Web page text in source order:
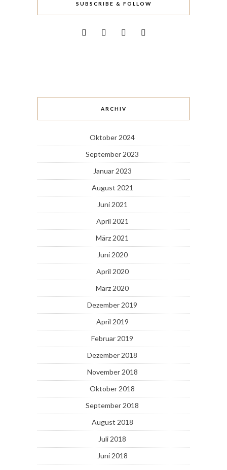
SUBSCRIBE & FOLLOW
ARCHIV
Oktober 2024
September 2023
Januar 2023
August 2021
Juni 2021
April 2021
März 2021
Juni 2020
April 2020
März 2020
Dezember 2019
April 2019
Februar 2019
Dezember 2018
November 2018
Oktober 2018
September 2018
August 2018
Juli 2018
Juni 2018